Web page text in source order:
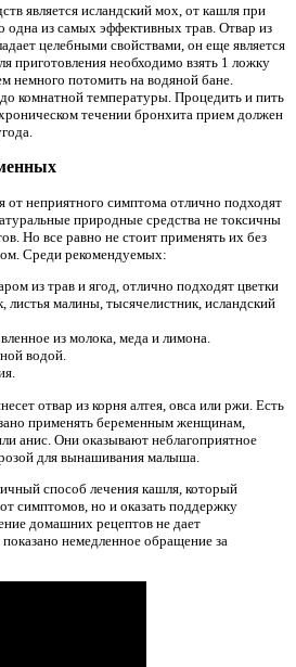
является исландский мох, от кашля при
одна из самых эффективных трав. Отвар из
целебными свойствами, он еще является
приготовления необходимо взять 1 ложку
немного потомить на водяной бане.
комнатной температуры. Процедить и пить
течении бронхита прием должен
неприятного симптома отлично подходят
природные средства не токсичны
Но все равно не стоит применять их без
Среди рекомендуемых:
из трав и ягод, отлично подходят цветки
малины, тысячелистник, исландский
из молока, меда и лимона.
водой.
отвар из корня алтея, овса или ржи. Есть
применять беременным женщинам,
анис. Они оказывают неблагоприятное
для вынашивания малыша.
способ лечения кашля, который
симптомов, но и оказать поддержку
домашних рецептов не дает
немедленное обращение за